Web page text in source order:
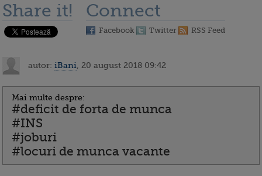
Share it! Connect
Facebook Twitter RSS Feed
autor: iBani , 20 august 2018 09:42
Mai multe despre:
#deficit de forta de munca
#INS
#joburi
#locuri de munca vacante